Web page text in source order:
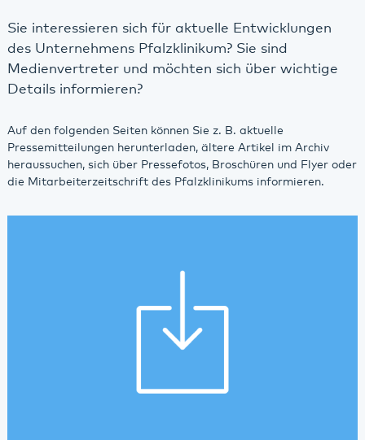
Sie interessieren sich für aktuelle Entwicklungen
des Unternehmens Pfalzklinikum? Sie sind
Medienvertreter und möchten sich über wichtige
Details informieren?
Auf den folgenden Seiten können Sie z. B. aktuelle
Pressemitteilungen herunterladen, ältere Artikel im Archiv
heraussuchen, sich über Pressefotos, Broschüren und Flyer oder
die Mitarbeiterzeitschrift des Pfalzklinikums informieren.